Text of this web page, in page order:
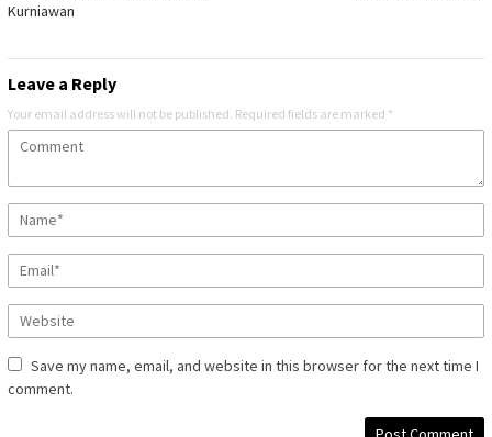
Kurniawan
Leave a Reply
Your email address will not be published. Required fields are marked *
Save my name, email, and website in this browser for the next time I
comment.